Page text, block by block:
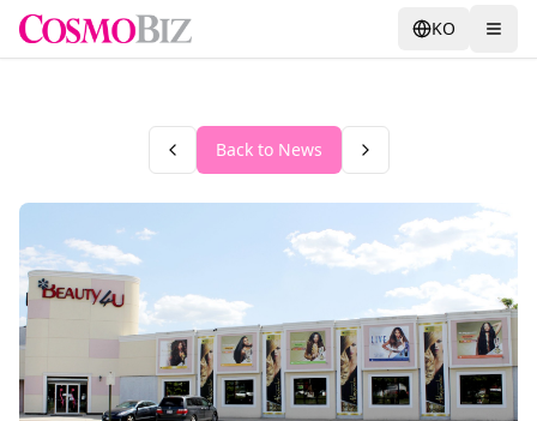
KO
Back to News